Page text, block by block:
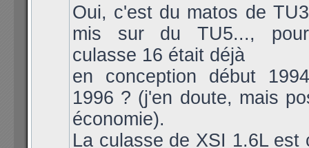
Oui, c'est du matos de
mis sur du TU5...,
culasse 16 était déjà
en conception début
1996 ? (j'en doute, mais
économie).
La culasse de XSI 1.6L est